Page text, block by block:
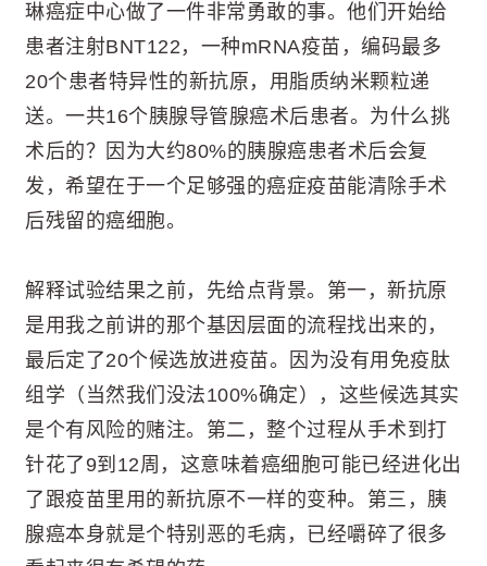
琳癌症中心做了一件非常勇敢的事。他们开始给
患者注射BNT122，一种mRNA疫苗，编码最多
20个患者特异性的新抗原，用脂质纳米颗粒递
送。一共16个胰腺导管腺癌术后患者。为什么挑
术后的？因为大约80%的胰腺癌患者术后会复
发，希望在于一个足够强的癌症疫苗能清除手术
后残留的癌细胞。
解释试验结果之前，先给点背景。第一，新抗原
是用我之前讲的那个基因层面的流程找出来的，
最后定了20个候选放进疫苗。因为没有用免疫肽
组学（当然我们没法100%确定），这些候选其实
是个有风险的赌注。第二，整个过程从手术到打
针花了9到12周，这意味着癌细胞可能已经进化出
了跟疫苗里用的新抗原不一样的变种。第三，胰
腺癌本身就是个特别恶的毛病，已经嚼碎了很多